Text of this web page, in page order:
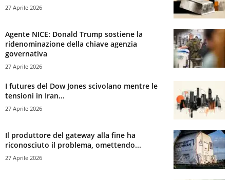
27 Aprile 2026
Agente NICE: Donald Trump sostiene la
ridenominazione della chiave agenzia
governativa
27 Aprile 2026
I futures del Dow Jones scivolano mentre le
tensioni in Iran...
27 Aprile 2026
Il produttore del gateway alla fine ha
riconosciuto il problema, omettendo...
27 Aprile 2026